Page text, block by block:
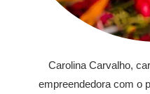
Carolina Carvalho,
empreendedora com o